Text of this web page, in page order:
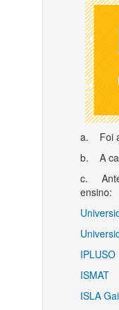
a. Foi
b. A
c.
ensino:
IPLUSO
ISMAT
ISLA